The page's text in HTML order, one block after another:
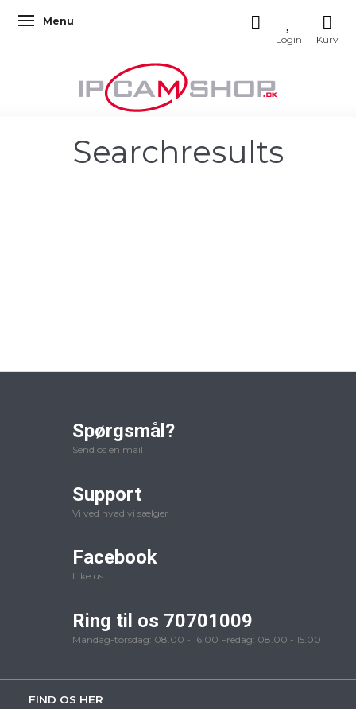
Skifte navigation
Menu
Searchresults
Spørgsmål?
Send os en mail
Support
Vi ved hvad vi sælger
Facebook
Like us
Ring til os 70701009
Mandag-torsdag: 08.00 - 16.00 Fredag: 08.00 - 15.00
FIND OS HER